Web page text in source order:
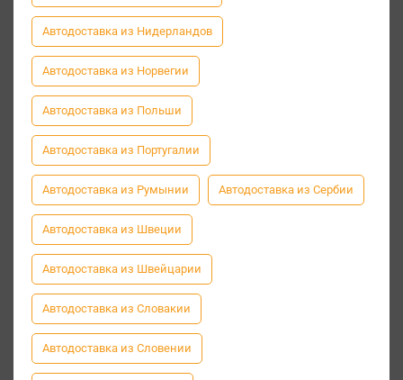
Автодоставка из Нидерландов
Автодоставка из Норвегии
Автодоставка из Польши
Автодоставка из Португалии
Автодоставка из Румынии Автодоставка из Сербии
Автодоставка из Швеции
Автодоставка из Швейцарии
Автодоставка из Словакии
Автодоставка из Словении